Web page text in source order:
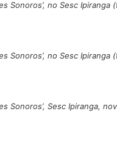
Sonoros’, no Sesc Ipiranga
Sonoros’, no Sesc Ipiranga
Sonoros’, Sesc Ipiranga,